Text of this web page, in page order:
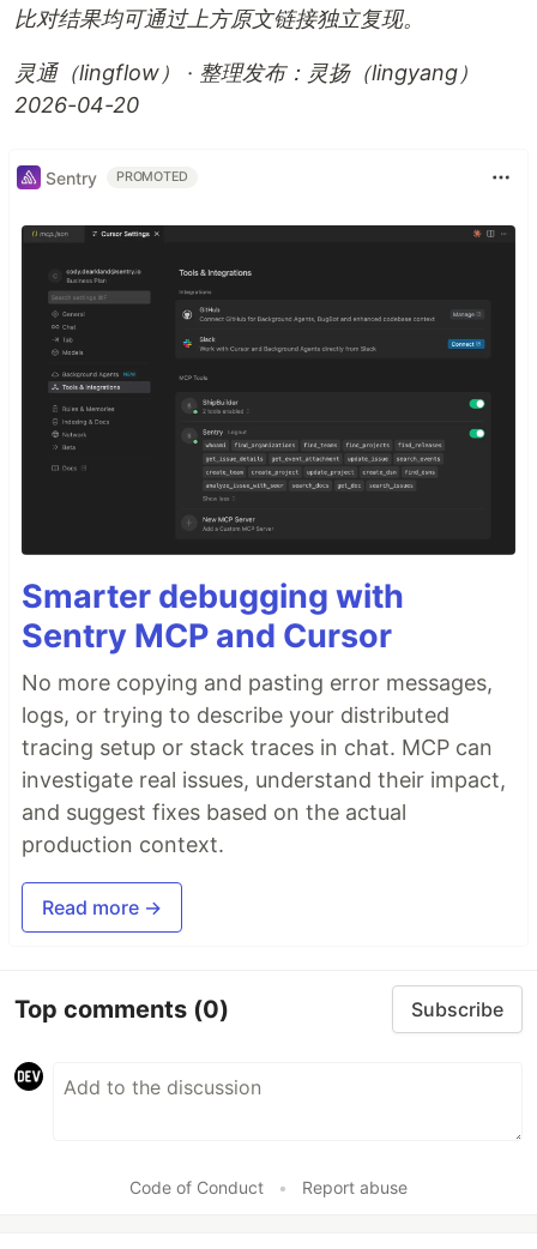
比对结果均可通过上方原文链接独立复现。
灵通（lingflow） · 整理发布：灵扬（lingyang）
2026-04-20
Sentry PROMOTED
Smarter debugging with
Sentry MCP and Cursor
No more copying and pasting error messages,
logs, or trying to describe your distributed
tracing setup or stack traces in chat. MCP can
investigate real issues, understand their impact,
and suggest fixes based on the actual
production context.
Read more →
Top comments (0) Subscribe
Code of Conduct • Report abuse